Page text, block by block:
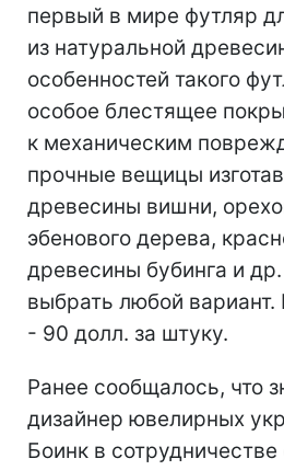
первый в мире футляр
из натуральной
особенностей такого
особое блестящее
к механическим
прочные вещицы
древесины вишни,
эбенового дерева,
древесины бубинга и
выбрать любой вариант.
- 90 долл. за штуку.
Ранее сообщалось, что
дизайнер ювелирных
Боинк в сотрудничестве